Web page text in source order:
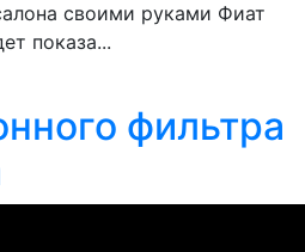
своими руками Фиат
показа...
фильтра